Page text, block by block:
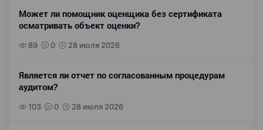
Может ли помощник оценщика без сертификата
осматривать объект оценки?
89 0 28 июля 2026
Является ли отчет по согласованным процедурам
аудитом?
103 0 28 июля 2026